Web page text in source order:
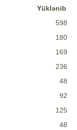
Yüklənib
598
180
169
236
48
92
125
48